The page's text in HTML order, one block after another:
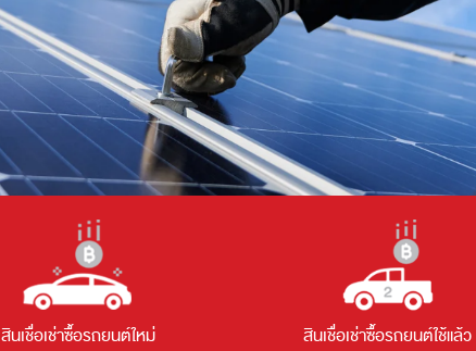
สินเชื่อเช่าซื้อรถยนต์ใหม่ สินเชื่อเช่าซื้อรถยนต์ใช้แล้ว